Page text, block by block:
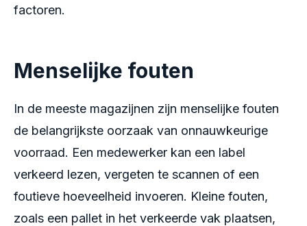
factoren.
Menselijke fouten
In de meeste magazijnen zijn menselijke fouten
de belangrijkste oorzaak van onnauwkeurige
voorraad. Een medewerker kan een label
verkeerd lezen, vergeten te scannen of een
foutieve hoeveelheid invoeren. Kleine fouten,
zoals een pallet in het verkeerde vak plaatsen,